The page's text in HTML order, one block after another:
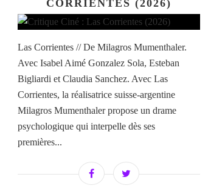
CORRIENTES (2026)
Las Corrientes // De Milagros Mumenthaler.
Avec Isabel Aimé Gonzalez Sola, Esteban
Bigliardi et Claudia Sanchez. Avec Las
Corrientes, la réalisatrice suisse-argentine
Milagros Mumenthaler propose un drame
psychologique qui interpelle dès ses
premières...